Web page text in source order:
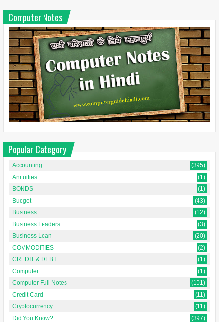
Computer Notes
Popular Category
Accounting
(395)
Annuities
(1)
BONDS
(1)
Budget
(43)
Business
(12)
Business Leaders
(3)
Business Loan
(20)
COMMODITIES
(2)
CREDIT & DEBT
(1)
Computer
(1)
Computer Full Notes
(101)
Credit Card
(11)
Cryptocurrency
(11)
Did You Know?
(397)